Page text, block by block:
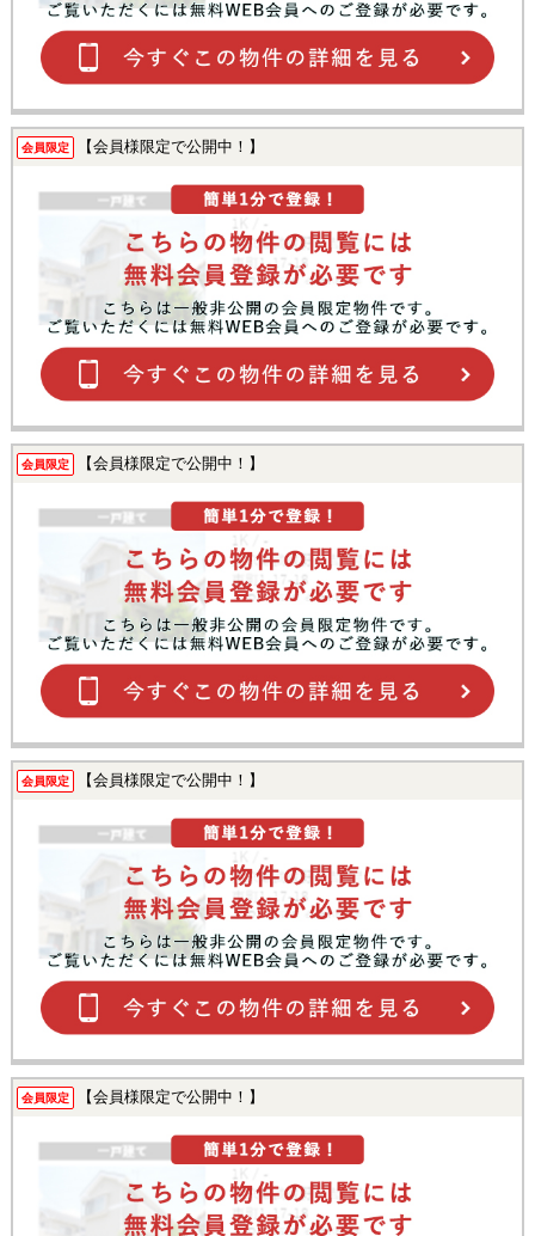
会員限定 【会員様限定で公開中！】
会員限定 【会員様限定で公開中！】
会員限定 【会員様限定で公開中！】
会員限定 【会員様限定で公開中！】